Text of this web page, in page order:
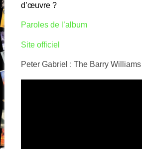
d’œuvre ?
Paroles de l’album
Site officiel
Peter Gabriel : The Barry